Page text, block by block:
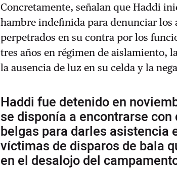
Concretamente, señalan que Haddi
hambre indefinida para denunciar los
perpetrados en su contra por los
tres años en régimen de aislamiento,
la ausencia de luz en su celda y la
Haddi fue detenido en
se disponía a encontrarse
belgas para darles asistencia
víctimas de disparos de bala
en el desalojo del